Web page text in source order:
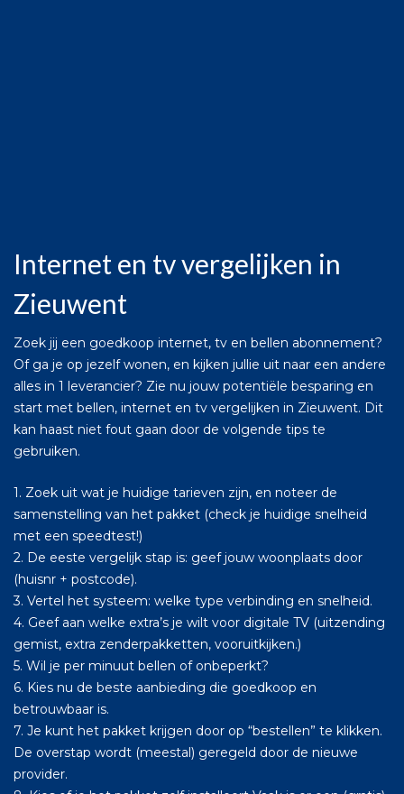
Internet en tv vergelijken in
Zieuwent
Zoek jij een goedkoop internet, tv en bellen abonnement?
Of ga je op jezelf wonen, en kijken jullie uit naar een andere
alles in 1 leverancier? Zie nu jouw potentiële besparing en
start met bellen, internet en tv vergelijken in Zieuwent. Dit
kan haast niet fout gaan door de volgende tips te
gebruiken.
1. Zoek uit wat je huidige tarieven zijn, en noteer de
samenstelling van het pakket (check je huidige snelheid
met een speedtest!)
2. De eeste vergelijk stap is: geef jouw woonplaats door
(huisnr + postcode).
3. Vertel het systeem: welke type verbinding en snelheid.
4. Geef aan welke extra’s je wilt voor digitale TV (uitzending
gemist, extra zenderpakketten, vooruitkijken.)
5. Wil je per minuut bellen of onbeperkt?
6. Kies nu de beste aanbieding die goedkoop en
betrouwbaar is.
7. Je kunt het pakket krijgen door op “bestellen” te klikken.
De overstap wordt (meestal) geregeld door de nieuwe
provider.